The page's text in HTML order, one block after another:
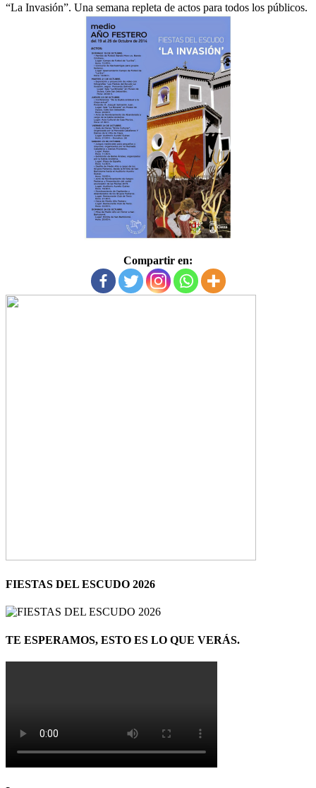
“La Invasión”. Una semana repleta de actos para todos los públicos.
Compartir en:
FIESTAS DEL ESCUDO 2026
TE ESPERAMOS, ESTO ES LO QUE VERÁS.